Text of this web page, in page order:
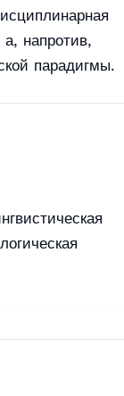
напротив,
парадигмы.